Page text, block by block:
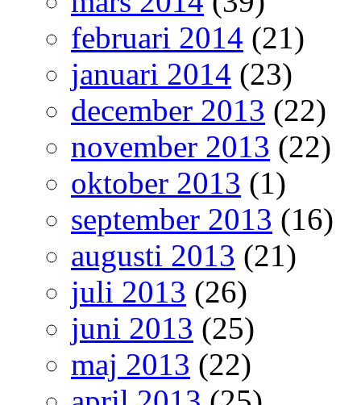
februari 2014 (21)
januari 2014 (23)
december 2013 (22)
november 2013 (22)
oktober 2013 (1)
september 2013 (16)
augusti 2013 (21)
juli 2013 (26)
juni 2013 (25)
maj 2013 (22)